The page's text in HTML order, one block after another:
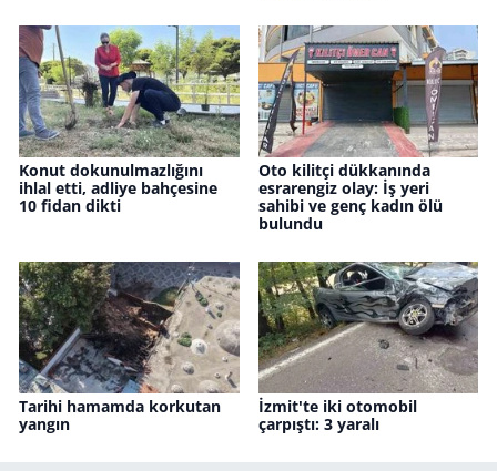
Konut dokunulmazlığını
ihlal etti, adliye bahçesine
10 fidan dikti
Oto kilitçi dükkanında
esrarengiz olay: İş yeri
sahibi ve genç kadın ölü
bulundu
Tarihi hamamda korkutan
yangın
İzmit'te iki otomobil
çarpıştı: 3 yaralı